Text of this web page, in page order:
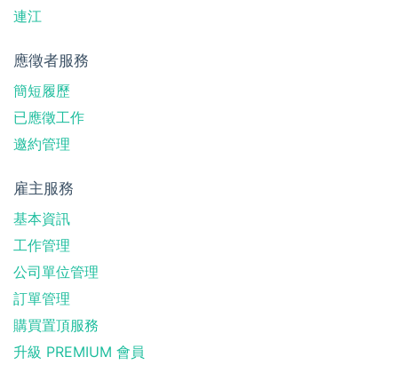
連江
應徵者服務
簡短履歷
已應徵工作
邀約管理
雇主服務
基本資訊
工作管理
公司單位管理
訂單管理
購買置頂服務
升級 PREMIUM 會員